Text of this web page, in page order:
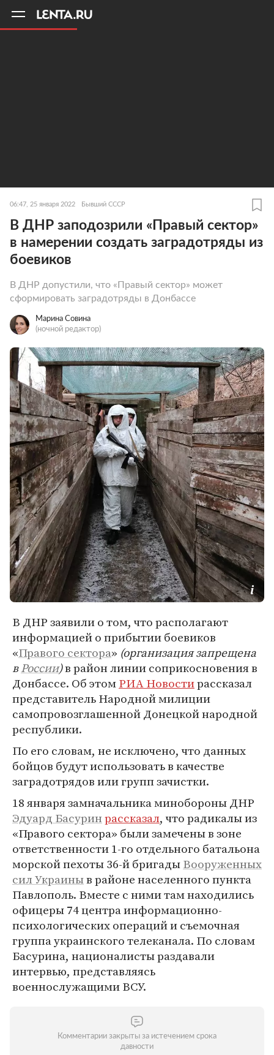
06:47, 25 января 2022 Бывший СССР
В ДНР заподозрили «Правый сектор»
в намерении создать заградотряды из
боевиков
В ДНР допустили, что «Правый сектор» может
сформировать заградотряды в Донбассе
Марина Совина
(ночной редактор)
В ДНР заявили о том, что располагают
информацией о прибытии боевиков
«Правого сектора» (организация запрещена
вРоссии)в район линии соприкосновения в
Донбассе. Об этомРИА Новостирассказал
представитель Народной милиции
самопровозглашенной Донецкой народной
республики.
По его словам, не исключено, что данных
бойцов будут использовать в качестве
заградотрядов или групп зачистки.
18 января замначальника минобороны ДНР
Эдуард Басуринрассказал, что радикалы из
«Правого сектора» были замечены в зоне
ответственности 1-го отдельного батальона
морской пехоты 36-й бригадыВооруженных
силУкраиныв районе населенного пункта
Павлополь. Вместе с ними там находились
офицеры 74 центра информационно-
психологических операций и съемочная
группа украинского телеканала. По словам
Басурина, националисты раздавали
интервью, представляясь
военнослужащими ВСУ.
Комментарии закрыты за истечением срока
давности